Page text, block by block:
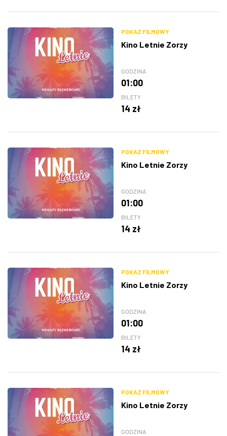
POKAZ FILMOWY
Kino Letnie Zorzy
GODZINA
01:00
BILETY
14 zł
POKAZ FILMOWY
Kino Letnie Zorzy
GODZINA
01:00
BILETY
14 zł
POKAZ FILMOWY
Kino Letnie Zorzy
GODZINA
01:00
BILETY
14 zł
POKAZ FILMOWY
Kino Letnie Zorzy
GODZINA